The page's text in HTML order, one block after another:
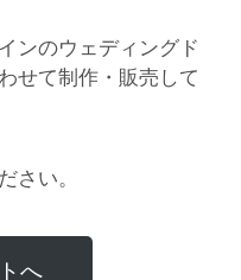
ンのウェディングド
せて制作・販売して
さい。
へ